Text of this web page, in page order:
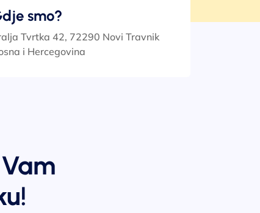
smo?
Tvrtka 42, 72290 Novi Travnik
i Hercegovina